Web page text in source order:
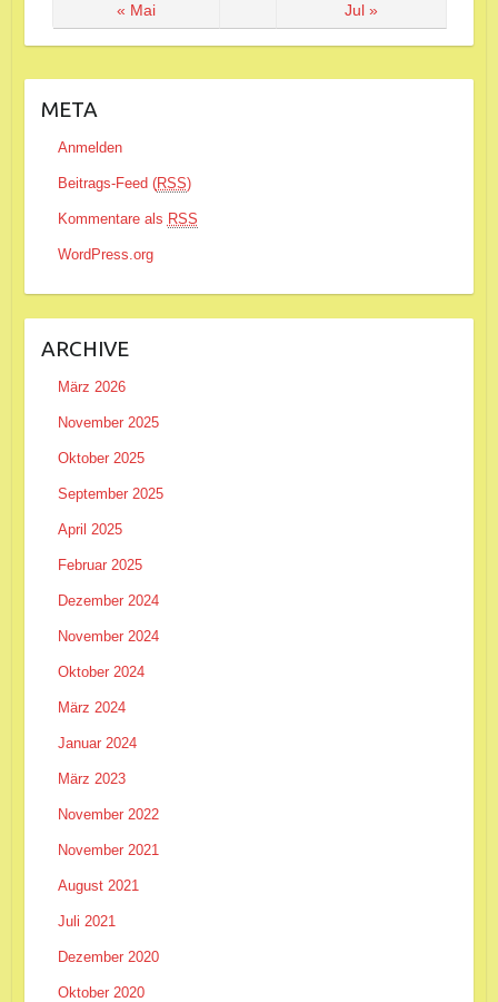
« Mai Jul »
META
Anmelden
Beitrags-Feed (RSS)
Kommentare als RSS
WordPress.org
ARCHIVE
März 2026
November 2025
Oktober 2025
September 2025
April 2025
Februar 2025
Dezember 2024
November 2024
Oktober 2024
März 2024
Januar 2024
März 2023
November 2022
November 2021
August 2021
Juli 2021
Dezember 2020
Oktober 2020